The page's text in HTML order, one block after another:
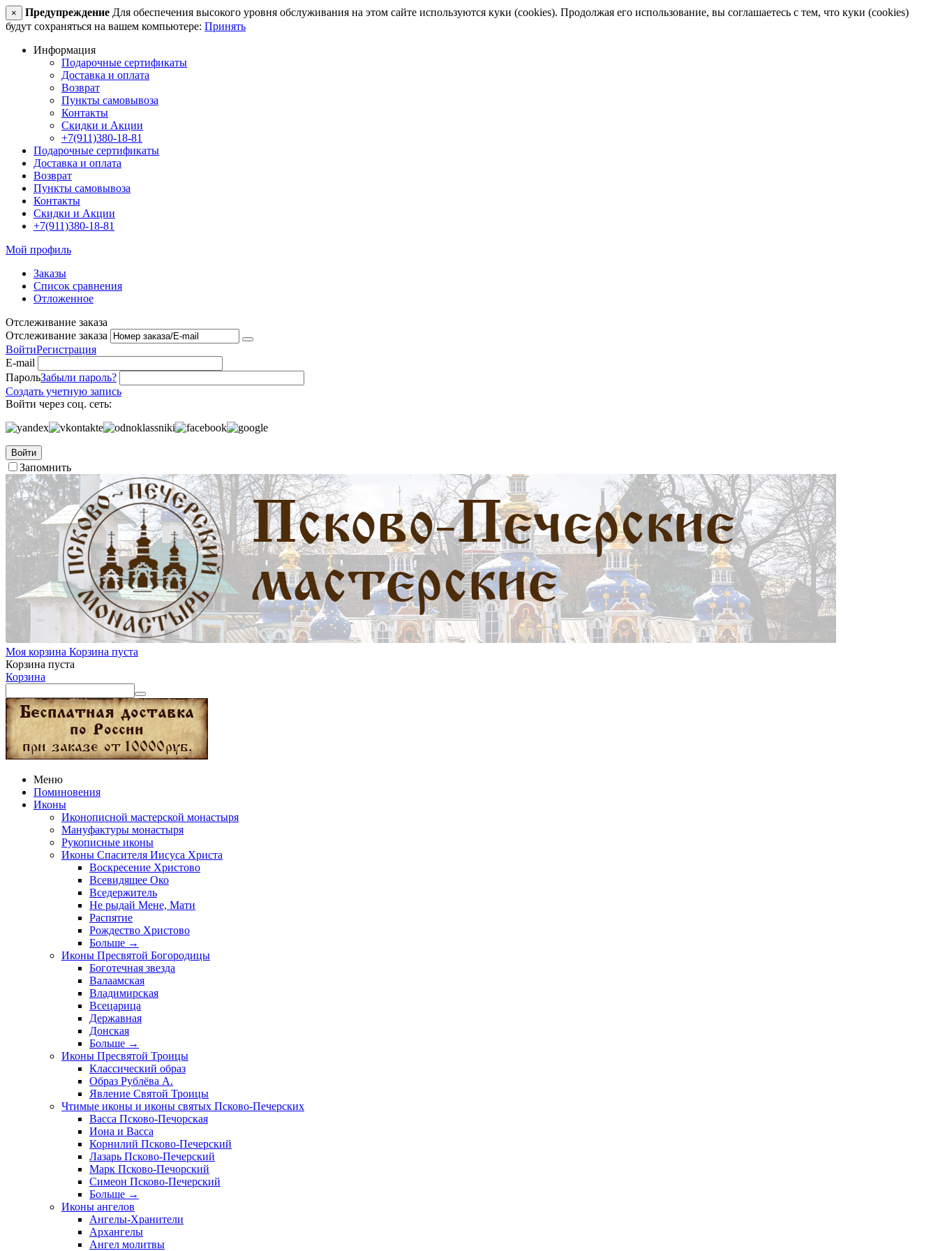
× Предупреждение Для обеспечения высокого уровня обслуживания на этом сайте используются куки (cookies). Продолжая его использование, вы соглашаетесь с тем, что куки (cookies)
будут сохраняться на вашем компьютере: Принять
Информация
Подарочные сертификаты
Доставка и оплата
Возврат
Пункты самовывоза
Контакты
Скидки и Акции
+7(911)380-18-81
Подарочные сертификаты
Доставка и оплата
Возврат
Пункты самовывоза
Контакты
Скидки и Акции
+7(911)380-18-81
Мой профиль
Заказы
Список сравнения
Отложенное
Отслеживание заказа
Отслеживание заказа
ВойтиРегистрация
E-mail
ПарольЗабыли пароль?
Создать учетную запись
Войти через соц. сеть:
Войти
Запомнить
Моя корзина Корзина пуста
Корзина пуста
Корзина
Меню
Поминовения
Иконы
Иконописной мастерской монастыря
Мануфактуры монастыря
Рукописные иконы
Иконы Спасителя Иисуса Христа
Воскресение Христово
Всевидящее Око
Вседержитель
Не рыдай Мене, Мати
Распятие
Рождество Христово
Больше →
Иконы Пресвятой Богородицы
Боготечная звезда
Валаамская
Владимирская
Всецарица
Державная
Донская
Больше →
Иконы Пресвятой Троицы
Классический образ
Образ Рублёва А.
Явление Святой Троицы
Чтимые иконы и иконы святых Псково-Печерских
Васса Псково-Печорская
Иона и Васса
Корнилий Псково-Печерский
Лазарь Псково-Печерский
Марк Псково-Печорский
Симеон Псково-Печерский
Больше →
Иконы ангелов
Ангелы-Хранители
Архангелы
Ангел молитвы